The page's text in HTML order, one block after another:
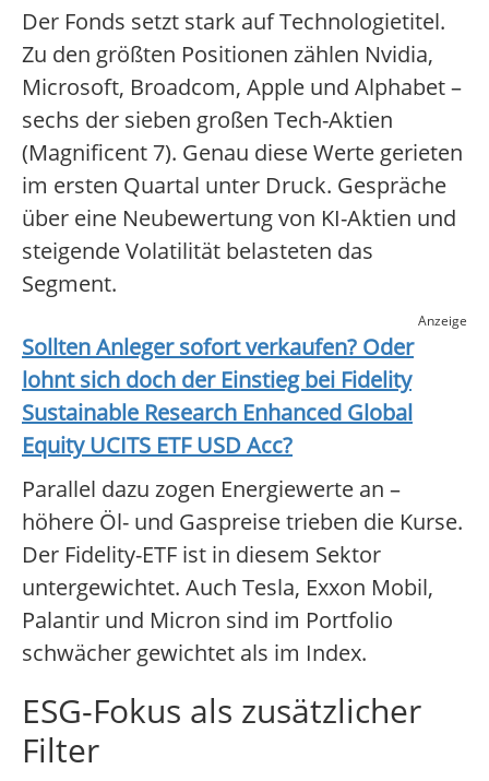
Der Fonds setzt stark auf Technologietitel.
Zu den größten Positionen zählen Nvidia,
Microsoft, Broadcom, Apple und Alphabet –
sechs der sieben großen Tech-Aktien
(Magnificent 7). Genau diese Werte gerieten
im ersten Quartal unter Druck. Gespräche
über eine Neubewertung von KI-Aktien und
steigende Volatilität belasteten das
Segment.
Anzeige
Sollten Anleger sofort verkaufen? Oder
lohnt sich doch der Einstieg bei Fidelity
Sustainable Research Enhanced Global
Equity UCITS ETF USD Acc?
Parallel dazu zogen Energiewerte an –
höhere Öl- und Gaspreise trieben die Kurse.
Der Fidelity-ETF ist in diesem Sektor
untergewichtet. Auch Tesla, Exxon Mobil,
Palantir und Micron sind im Portfolio
schwächer gewichtet als im Index.
ESG-Fokus als zusätzlicher
Filter